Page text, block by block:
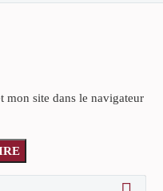
mon site dans le navigateur